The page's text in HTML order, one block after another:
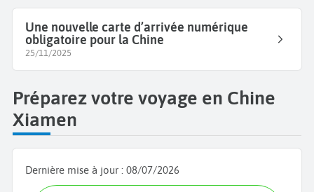
Une nouvelle carte d’arrivée numérique
obligatoire pour la Chine
25/11/2025
Préparez votre voyage en Chine
Xiamen
Dernière mise à jour : 08/07/2026